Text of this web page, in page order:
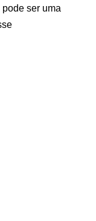
ser uma